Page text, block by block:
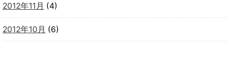
2012年11月 (4)
2012年10月 (6)